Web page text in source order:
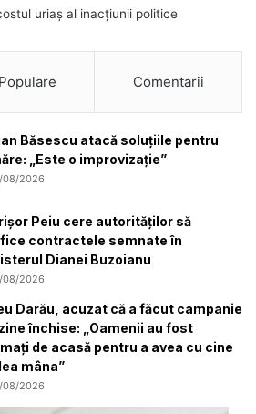
uriaș al inacțiunii politice
Populare Comentarii
Băsescu atacă soluțiile pentru
„Este o improvizație”
08/2026
Peiu cere autorităților să
contractele semnate în
Dianei Buzoianu
08/2026
Darău, acuzat că a făcut campanie
închise: „Oamenii au fost
de acasă pentru a avea cu cine
mâna”
08/2026